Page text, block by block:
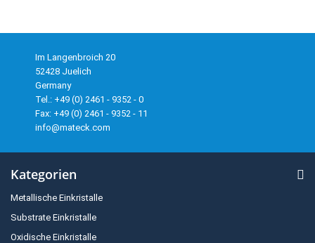
Im Langenbroich 20
52428 Juelich
Germany
Tel.: +49 (0) 2461 - 9352 - 0
Fax: +49 (0) 2461 - 9352 - 11
info@mateck.com
Kategorien
Metallische Einkristalle
Substrate Einkristalle
Oxidische Einkristalle